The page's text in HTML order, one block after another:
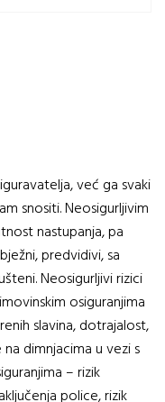
već ga svaki
snositi. Neosigurljivim
nastupanja, pa
predvidivi, sa
Neosigurljivi rizici
osiguranjima
slavina, dotrajalost,
dimnjacima u vezi s
– rizik
police, rizik